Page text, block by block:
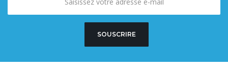
SOUSCRIRE